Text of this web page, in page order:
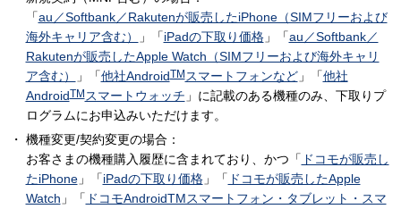
「au／Softbank／Rakutenが販売したiPhone（SIMフリーおよび
海外キャリア含む）
」「iPadの下取り価格」「au／Softbank／
Rakutenが販売したApple Watch（SIMフリーおよび海外キャリ
ア含む）
」「他社AndroidTMスマートフォンなど」「他社
AndroidTMスマートウォッチ 」に記載のある機種のみ、下取りプ
ログラムにお申込みいただけます。
機種変更/契約変更の場合：
お客さまの機種購入履歴に含まれており、かつ「 ドコモが販売し
たiPhone」「iPadの下取り価格」「 ドコモが販売したApple
Watch 」「 ドコモAndroidTMスマートフォン・タブレット・スマ